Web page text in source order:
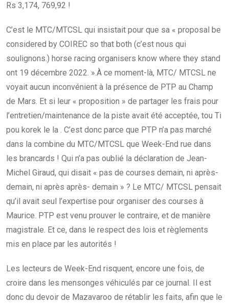
Rs 3,174, 769,92 !
C’est le MTC/MTCSL qui insistait pour que sa « proposal be
considered by COIREC so that both (c’est nous qui
soulignons.) horse racing organisers know where they stand
ont 19 décembre 2022. ».À ce moment-là, MTC/ MTCSL ne
voyait aucun inconvénient à la présence de PTP au Champ
de Mars. Et si leur « proposition » de partager les frais pour
l’entretien/maintenance de la piste avait été acceptée, tou Ti
pou korek le la . C’est donc parce que PTP n’a pas marché
dans la combine du MTC/MTCSL que Week-End rue dans
les brancards ! Qui n’a pas oublié la déclaration de Jean-
Michel Giraud, qui disait « pas de courses demain, ni après-
demain, ni après après- demain » ? Le MTC/ MTCSL pensait
qu’il avait seul l’expertise pour organiser des courses à
Maurice. PTP est venu prouver le contraire, et de manière
magistrale. Et ce, dans le respect des lois et règlements
mis en place par les autorités !
Les lecteurs de Week-End risquent, encore une fois, de
croire dans les mensonges véhiculés par ce journal. Il est
donc du devoir de Mazavaroo de rétablir les faits, afin que le